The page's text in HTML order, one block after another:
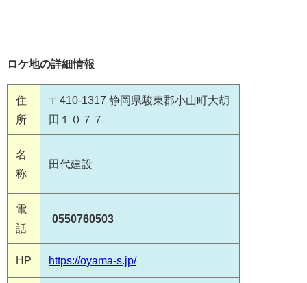
ロケ地の詳細情報
住
所
〒410-1317 静岡県駿東郡小山町大胡
田１０７７
名
称
田代建設
電
話
0550760503
HP https://oyama-s.jp/